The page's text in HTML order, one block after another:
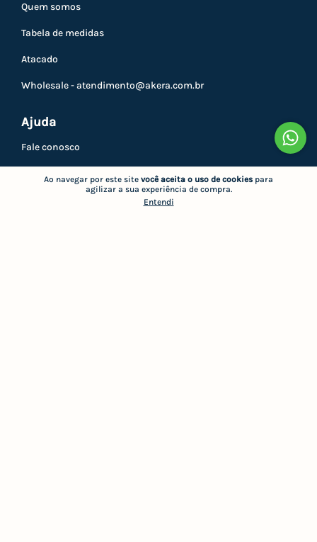
Ao navegar por este site você aceita o uso de cookies para
agilizar a sua experiência de compra.
Entendi
Quem somos
Tabela de medidas
Atacado
Wholesale -atendimento@akera.com.br
Ajuda
Fale conosco